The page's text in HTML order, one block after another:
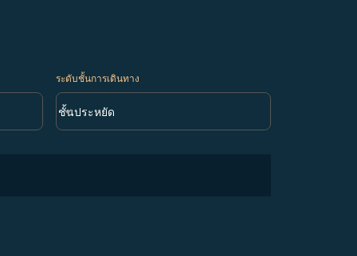
ระดับชั้นการเดินทาง
ระดับชั้นการเดินทาง option ชั้นประหยัด Selected
ชั้นประหยัด
keyboard_arrow_down